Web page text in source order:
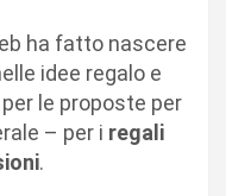
ha fatto nascere
idee regalo e
le proposte per
– per i regali
.